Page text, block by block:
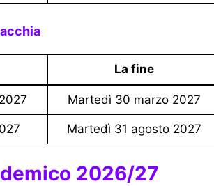
La fine
Martedì 30 marzo 2027
Martedì 31 agosto 2027
2026/27